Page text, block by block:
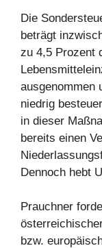
Die
beträgt
zu 4,5 Prozent
ausgenommen
niedrig
in dieser
bereits einen
Dennoch hebt
Prauchner
bzw.